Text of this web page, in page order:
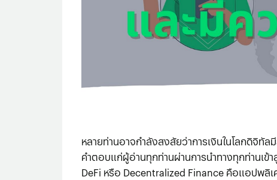
หลายท่านอาจกำลังสงสัยว่าการเงินในโลกดิจิทั
คำตอบแก่ผู้อ่านทุกท่านผ่านการนำทางทุกท่านเข้า
DeFi หรือ Decentralized Finance คือแอปพลิ